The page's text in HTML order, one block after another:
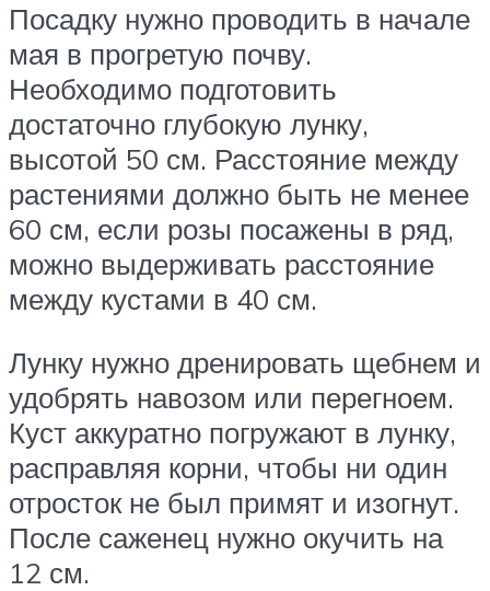
Посадку нужно проводить в начале
мая в прогретую почву.
Необходимо подготовить
достаточно глубокую лунку,
высотой 50 см. Расстояние между
растениями должно быть не менее
60 см, если розы посажены в ряд,
можно выдерживать расстояние
между кустами в 40 см.
Лунку нужно дренировать щебнем и
удобрять навозом или перегноем.
Куст аккуратно погружают в лунку,
расправляя корни, чтобы ни один
отросток не был примят и изогнут.
После саженец нужно окучить на
12 см.